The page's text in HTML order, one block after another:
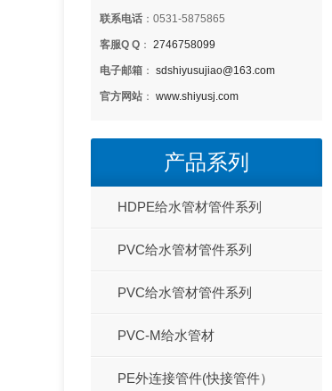
联系电话 ：0531-5875865
客服Q Q ： 2746758099
电子邮箱 ： sdshiyusujiao@163.com
官方网站 ： www.shiyusj.com
产品系列
HDPE给水管材管件系列
PVC给水管材管件系列
PVC给水管材管件系列
PVC-M给水管材
PE外连接管件(快接管件）